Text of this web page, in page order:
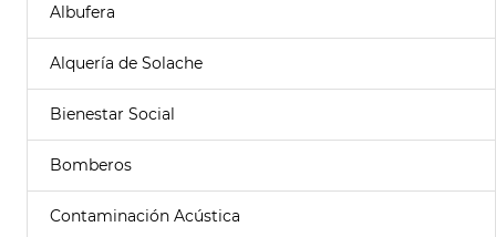
Albufera
Alquería de Solache
Bienestar Social
Bomberos
Contaminación Acústica